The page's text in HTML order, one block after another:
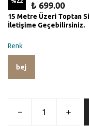
₺ 699.00
15 Metre Üzeri Toptan
İletişime Geçebilirsiniz.
Renk
bej